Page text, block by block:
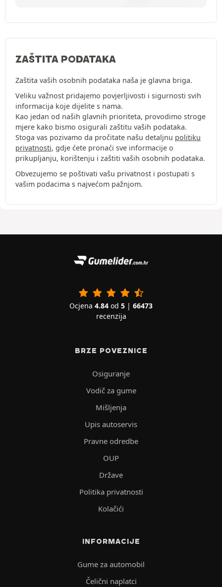
ZAŠTITA PODATAKA
Zaštita vaših osobnih podataka naša je glavna briga.
Veliku važnost pridajemo povjerljivosti i sigurnosti svih
informacija koje dijelite s nama.
Kao jedan od naših glavnih prioriteta, provodimo stroge
mjere kako bismo osigurali zaštitu vaših podataka.
Stoga vas pozivamo da pročitate našu detaljnu politiku
privatnosti, gdje ćete pronaći sve informacije o
prikupljanju, korištenju i zaštiti vaših osobnih podataka.
Obvezujemo se poštivati vašu privatnost i postupati s
vašim podacima s najvećom pažnjom.
Ocjena 4.84 od 5 | 66473
recenzija
BRZE POVEZNICE
Osiguranje
Vodič za gume
Mišljenja
Upis autoservis
Pravne odredbe
OUP
Države
Politika privatnosti
Kolačići
INFORMACIJE
Gume za automobil
Čelični naplatci